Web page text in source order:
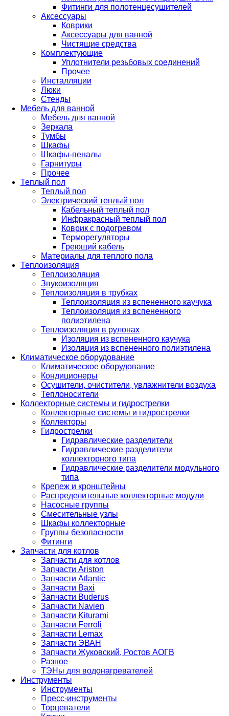
Фитинги для полотенцесушителей
Аксессуары
Коврики
Аксессуары для ванной
Чистящие средства
Комплектующие
Уплотнители резьбовых соединений
Прочее
Инсталляции
Люки
Стенды
Мебель для ванной
Мебель для ванной
Зеркала
Тумбы
Шкафы
Шкафы-пеналы
Гарнитуры
Прочее
Теплый пол
Теплый пол
Электрический теплый пол
Кабельный теплый пол
Инфракрасный теплый пол
Коврик с подогревом
Терморегуляторы
Греющий кабель
Материалы для теплого пола
Теплоизоляция
Теплоизоляция
Звукоизоляция
Теплоизоляция в трубках
Теплоизоляция из вспененного каучука
Теплоизоляция из вспененного
полиэтилена
Теплоизоляция в рулонах
Изоляция из вспененного каучука
Изоляция из вспененного полиэтилена
Климатическое оборудование
Климатическое оборудование
Кондиционеры
Осушители, очистители, увлажнители воздуха
Теплоносители
Коллекторные системы и гидрострелки
Коллекторные системы и гидрострелки
Коллекторы
Гидрострелки
Гидравлические разделители
Гидравлические разделители
коллекторного типа
Гидравлические разделители модульного
типа
Крепеж и кронштейны
Распределительные коллекторные модули
Насосные группы
Смесительные узлы
Шкафы коллекторные
Группы безопасности
Фитинги
Запчасти для котлов
Запчасти для котлов
Запчасти Ariston
Запчасти Atlantic
Запчасти Baxi
Запчасти Buderus
Запчасти Navien
Запчасти Kiturami
Запчасти Ferroli
Запчасти Lemax
Запчасти ЭВАН
Запчасти Жуковский, Ростов АОГВ
Разное
ТЭНы для водонагревателей
Инструменты
Инструменты
Пресс-инструменты
Торцеватели